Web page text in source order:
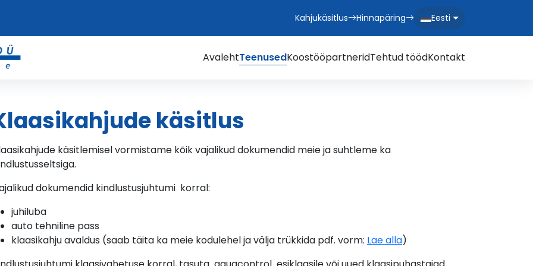
Kahjukäsitlus Hinnapäring Eesti
AvalehtTeenusedKoostööpartneridTehtud töödKontakt
käsitlus
käsitlemisel vormistame kõik vajalikud dokumendid meie ja suhtleme ka
dokumendid kindlustusjuhtumi korral:
juhiluba
auto tehniline pass
klaasikahju avaldus (saab täita ka meie kodulehel ja välja trükkida pdf. vorm: Lae alla)